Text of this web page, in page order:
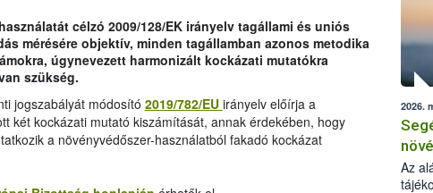
célzó 2009/128/EK irányelv tagállami és uniós
mérésére objektív, minden tagállamban azonos metodika
úgynevezett harmonizált kockázati mutatókra
szükség.
jogszabályát módosító 2019/782/EU irányelv előírja a
két kockázati mutató kiszámítását, annak érdekében, hogy
a növényvédőszer-használatból fakadó kockázat
2026.
Az